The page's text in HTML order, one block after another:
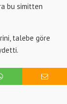
bu simitten
talebe göre